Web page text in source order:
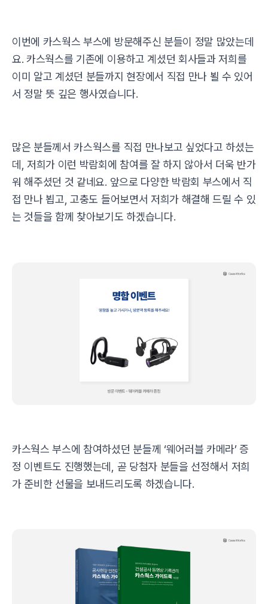
이번에 카스웍스 부스에 방문해주신 분들이 정말 많았는데
요. 카스웍스를 기존에 이용하고 계셨던 회사들과 저희를
이미 알고 계셨던 분들까지 현장에서 직접 만나 뵐 수 있어
서 정말 뜻 깊은 행사였습니다.
많은 분들께서 카스웍스를 직접 만나보고 싶었다고 하셨는
데, 저희가 이런 박람회에 참여를 잘 하지 않아서 더욱 반가
워 해주셨던 것 같네요. 앞으로 다양한 박람회 부스에서 직
접 만나 뵙고, 고충도 들어보면서 저희가 해결해 드릴 수 있
는 것들을 함께 찾아보기도 하겠습니다.
카스웍스 부스에 참여하셨던 분들께 ‘웨어러블 카메라’ 증
정 이벤트도 진행했는데, 곧 당첨자 분들을 선정해서 저희
가 준비한 선물을 보내드리도록 하겠습니다.